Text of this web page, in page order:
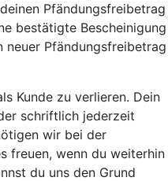
Pfändungsfreibetrag
bestätigte Bescheinigung
neuer Pfändungsfreibetrag
Kunde zu verlieren. Dein
schriftlich jederzeit
wir bei der
freuen, wenn du weiterhin
du uns den Grund